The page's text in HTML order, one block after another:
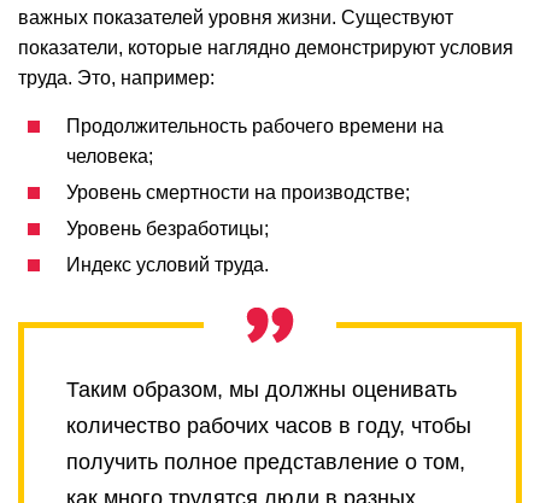
важных показателей уровня жизни. Существуют
показатели, которые наглядно демонстрируют условия
труда. Это, например:
Продолжительность рабочего времени на
человека;
Уровень смертности на производстве;
Уровень безработицы;
Индекс условий труда.
Таким образом, мы должны оценивать
количество рабочих часов в году, чтобы
получить полное представление о том,